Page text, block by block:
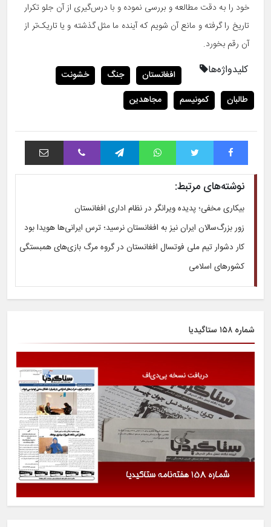
خود را به دقت مطالعه و بررسی نموده و با درس‌گیری از آن جلو تکرار
تاریخ را گرفته و مانع آن شویم که آینده ما مثل گذشته و یا تاریک‌تر از
آن رقم بخورد.
کلیدواژه‌ها افغانستان جنگ
خشونت
طالبان
کمونیسم مجاهدین
فیس بوک توییتر واتس آپ تلگرام وایبر اشتراک با ایمیل
نوشته‌های مرتبط:
بیکاری مخفی؛ پدیده ویرانگر در نظام اداری افغانستان
زور بزرگ‌سالان ایران نیز به افغانستان نرسید؛ ترس ایرانی‌ها هویدا بود
کار دشوار تیم ملی فوتسال افغانستان در گروه مرگ بازی‌های همبستگی
کشورهای اسلامی
شماره ۱۵۸ ستاگیدیا